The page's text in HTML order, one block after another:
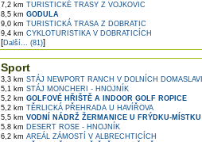
7,2 km TURISTICKÉ TRASY Z VOJKOVIC
8,5 km GODULA
9,0 km TURISTICKÁ TRASA Z DOBRATIC
9,4 km CYKLOTURISTIKA V DOBRATICÍCH
[Další... (81)]
Sport
3,3 km STÁJ NEWPORT RANCH V DOLNÍCH
5,1 km STÁJ MONCHERI - HNOJNÍK
5,2 km GOLFOVÉ HŘIŠTĚ A INDOOR GOLF ROPICE
5,2 km TĚRLICKÁ PŘEHRADA U HAVÍŘOVA
5,5 km VODNÍ NÁDRŽ ŽERMANICE U FRÝDKU-MÍSTKU
5,8 km DESERT ROSE - HNOJNÍK
6,2 km AREÁL ZÁMOSTÍ V ALBRECHTICÍCH